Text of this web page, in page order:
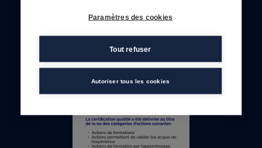
Paramètres des cookies
Tout refuser
Autoriser tous les cookies